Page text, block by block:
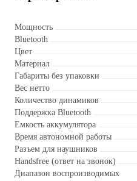
Мощность
Bluetooth
Цвет
Материал
Габариты без упаковки
Вес нетто
Количество динамиков
Поддержка Bluetooth
Емкость аккумулятора
Время автономной работы
Разъем для наушников
Handsfree (ответ на звонок)
Диапазон воспроизводимых